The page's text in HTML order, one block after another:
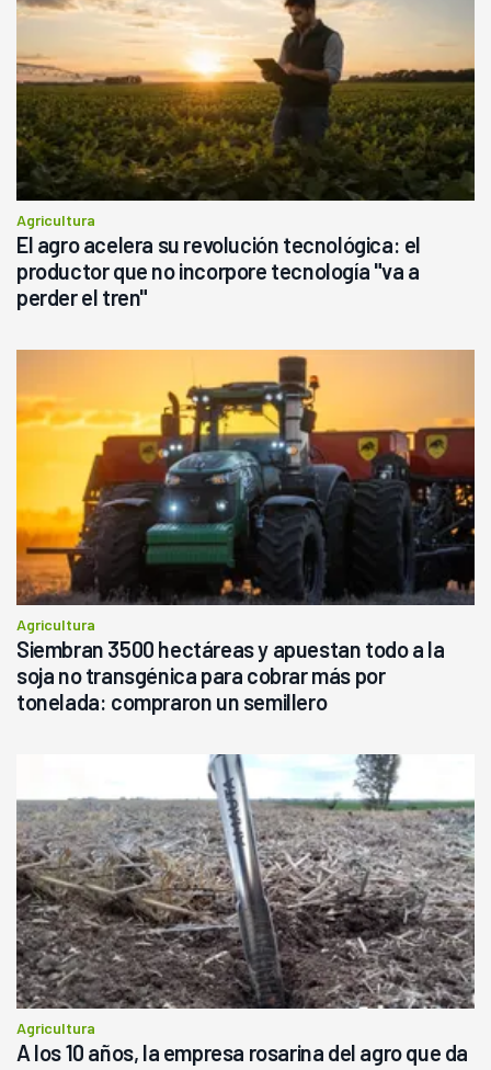
Agricultura
El agro acelera su revolución tecnológica: el
productor que no incorpore tecnología "va a
perder el tren"
Agricultura
Siembran 3500 hectáreas y apuestan todo a la
soja no transgénica para cobrar más por
tonelada: compraron un semillero
Agricultura
A los 10 años, la empresa rosarina del agro que da